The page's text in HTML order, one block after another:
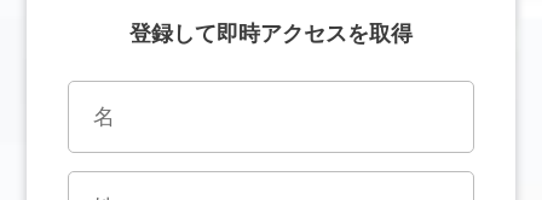
登録して即時アクセスを取得